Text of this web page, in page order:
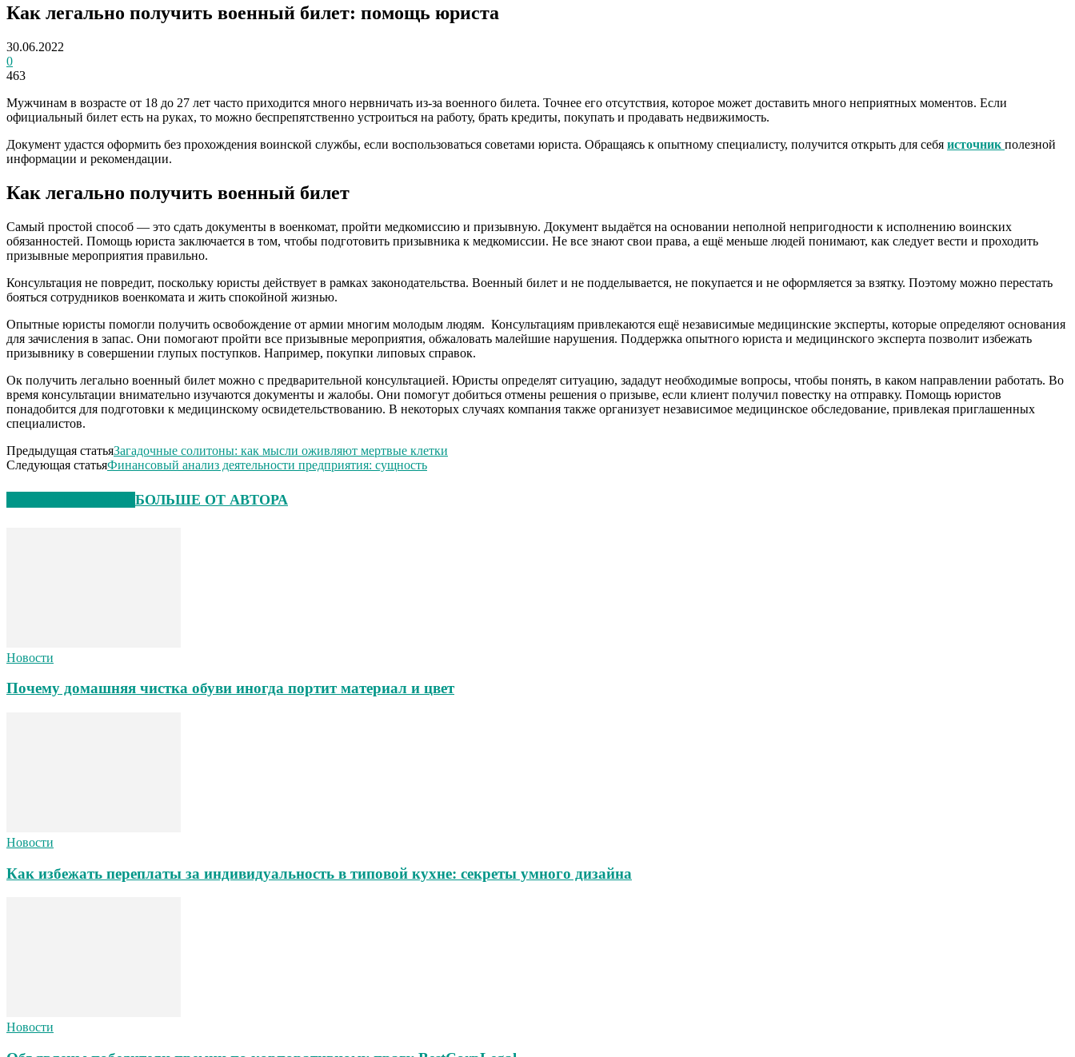
Как легально получить военный билет: помощь юриста
30.06.2022
0
463
Мужчинам в возрасте от 18 до 27 лет часто приходится много нервничать из-за военного билета. Точнее его отсутствия, которое может доставить много неприятных моментов. Если
официальный билет есть на руках, то можно беспрепятственно устроиться на работу, брать кредиты, покупать и продавать недвижимость.
Документ удастся оформить без прохождения воинской службы, если воспользоваться советами юриста. Обращаясь к опытному специалисту, получится открыть для себя источник полезной
информации и рекомендации.
Как легально получить военный билет
Самый простой способ — это сдать документы в военкомат, пройти медкомиссию и призывную. Документ выдаётся на основании неполной непригодности к исполнению воинских
обязанностей. Помощь юриста заключается в том, чтобы подготовить призывника к медкомиссии. Не все знают свои права, а ещё меньше людей понимают, как следует вести и проходить
призывные мероприятия правильно.
Консультация не повредит, поскольку юристы действует в рамках законодательства. Военный билет и не подделывается, не покупается и не оформляется за взятку. Поэтому можно перестать
бояться сотрудников военкомата и жить спокойной жизнью.
Опытные юристы помогли получить освобождение от армии многим молодым людям. Консультациям привлекаются ещё независимые медицинские эксперты, которые определяют основания
для зачисления в запас. Они помогают пройти все призывные мероприятия, обжаловать малейшие нарушения. Поддержка опытного юриста и медицинского эксперта позволит избежать
призывнику в совершении глупых поступков. Например, покупки липовых справок.
Ок получить легально военный билет можно с предварительной консультацией. Юристы определят ситуацию, зададут необходимые вопросы, чтобы понять, в каком направлении работать. Во
время консультации внимательно изучаются документы и жалобы. Они помогут добиться отмены решения о призыве, если клиент получил повестку на отправку. Помощь юристов
понадобится для подготовки к медицинскому освидетельствованию. В некоторых случаях компания также организует независимое медицинское обследование, привлекая приглашенных
специалистов.
Предыдущая статьяЗагадочные солитоны: как мысли оживляют мертвые клетки
Следующая статьяФинансовый анализ деятельности предприятия: сущность
БОЛЬШЕ ОТ АВТОРА
Новости
Почему домашняя чистка обуви иногда портит материал и цвет
Новости
Как избежать переплаты за индивидуальность в типовой кухне: секреты умного дизайна
Новости